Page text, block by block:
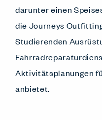
darunter einen
die Journeys
Studierenden
Aktivitätsplanungen
anbietet.